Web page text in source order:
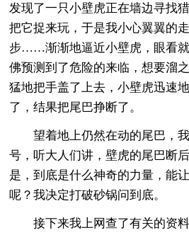
发现了一只小壁虎正在墙边寻找
把它捉来玩，于是我小心翼翼的
步……渐渐地逼近小壁虎，眼看
佛预测到了危险的来临，想要溜
猛地把手盖了上去，小壁虎迅速
了，结果把尾巴挣断了。
望着地上仍然在动的尾巴，我
号，听大人们讲，壁虎的尾巴断
是，到底是什么神奇的力量，能
呢？我决定打破砂锅问到底。
接下来我上网查了有关的资料